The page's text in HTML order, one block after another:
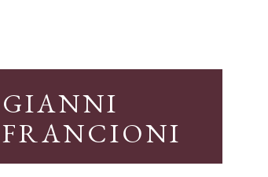
GIANNI
FRANCIONI